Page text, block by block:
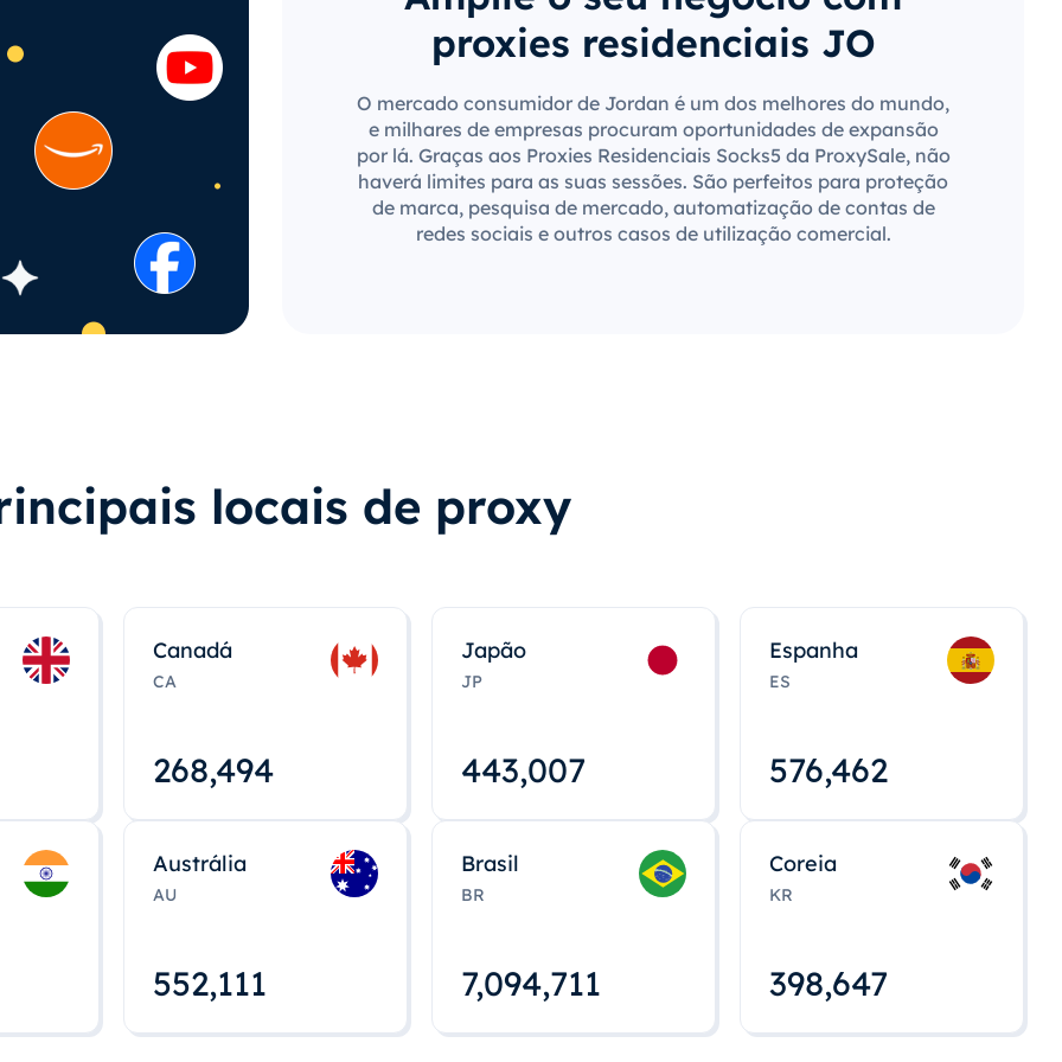
proxies residenciais JO
O mercado consumidor de Jordan é um dos melhores do mundo,
e milhares de empresas procuram oportunidades de expansão
por lá. Graças aos Proxies Residenciais Socks5 da ProxySale, não
haverá limites para as suas sessões. São perfeitos para proteção
de marca, pesquisa de mercado, automatização de contas de
redes sociais e outros casos de utilização comercial.
locais de proxy
Canadá
CA
268,495
Japão
JP
443,008
Espanha
ES
576,463
Austrália
AU
552,112
Brasil
BR
7,094,712
Coreia
KR
398,648